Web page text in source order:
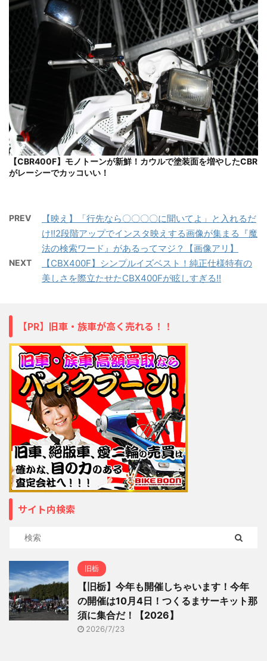
【CBR400F】モノトーンが新鮮！カウルで塗装面を増やしたCBR
がレーシーでカッコいい！
PREV
【映え】「行先なら〇〇〇〇に聞いてよ」と入れるだ
け!!2段階アップでインスタ映えする画像が集まる『魔
法の検索ワード』があるってマジ？【画像アリ】
NEXT
【CBX400F】シンプルイズベスト！純正仕様特有の
美しさを際立たせたCBX400Fが眩しすぎる!!
【PR】旧車・族車が高く売れる！！
サイト内検索
旧栃
【旧栃】今年も開催しちゃいます！今年
の開催は10月4日！つくるまサーキット那
須に集合だ！【2026】
2026/7/23